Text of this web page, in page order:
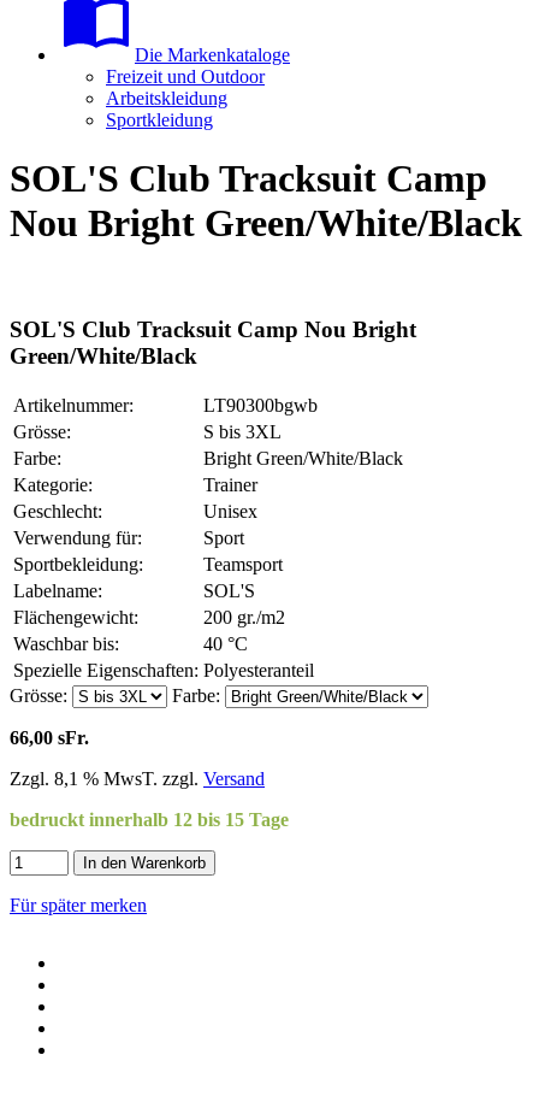
Die Markenkataloge
Freizeit und Outdoor
Arbeitskleidung
Sportkleidung
SOL'S Club Tracksuit Camp
Nou Bright Green/White/Black
SOL'S Club Tracksuit Camp Nou Bright
Green/White/Black
Artikelnummer:
LT90300bgwb
Grösse:
S bis 3XL
Farbe:
Bright Green/White/Black
Kategorie:
Trainer
Geschlecht:
Unisex
Verwendung für:
Sport
Sportbekleidung:
Teamsport
Labelname:
SOL'S
Flächengewicht:
200 gr./m2
Waschbar bis:
40 °C
Spezielle Eigenschaften: Polyesteranteil
Grösse:
Farbe:
66,00 sFr.
Zzgl. 8,1 % MwsT. zzgl. Versand
bedruckt innerhalb 12 bis 15 Tage
In den Warenkorb
Für später merken